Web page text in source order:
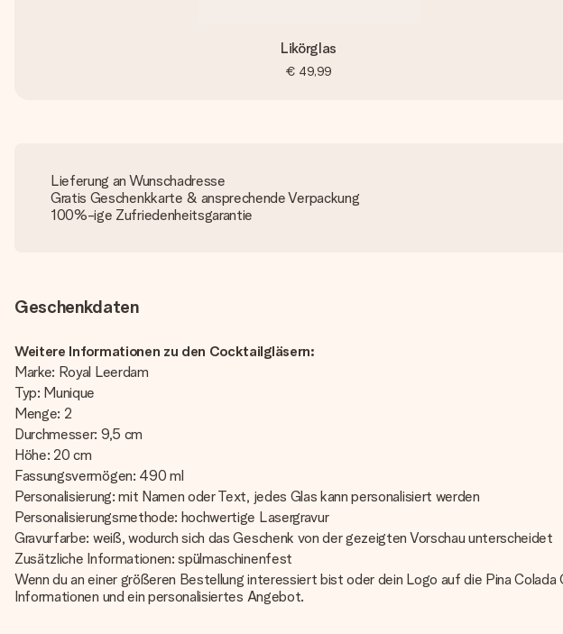
Likörglas
€ 49,99
Lieferung an Wunschadresse
Gratis Geschenkkarte & ansprechende Verpackung
100%-ige Zufriedenheitsgarantie
Geschenkdaten
Weitere Informationen zu den Cocktailgläsern:
Marke: Royal Leerdam
Typ: Munique
Menge: 2
Durchmesser: 9,5 cm
Höhe: 20 cm
Fassungsvermögen: 490 ml
Personalisierung: mit Namen oder Text, jedes Glas kann personalisiert werden
Personalisierungsmethode: hochwertige Lasergravur
Gravurfarbe: weiß, wodurch sich das Geschenk von der gezeigten Vorschau unterscheidet
Zusätzliche Informationen: spülmaschinenfest
Wenn du an einer größeren Bestellung interessiert bist oder dein Logo auf die Pina
Informationen und ein personalisiertes Angebot.